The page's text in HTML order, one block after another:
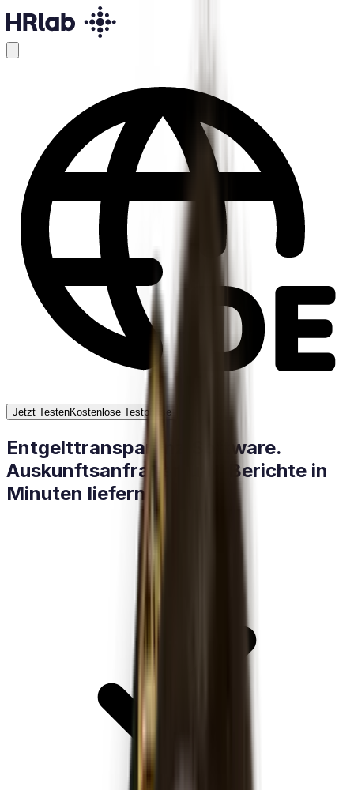
Jetzt TestenKostenlose Testphase
Entgelttransparenz Software.
Auskunftsanfragen und Berichte in
Minuten liefern.